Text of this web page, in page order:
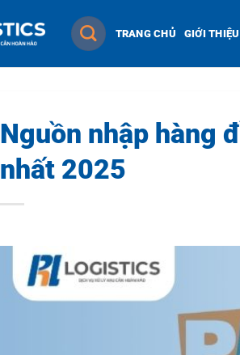
TRANG CHỦ GIỚI THIỆU
Nguồn nhập hàng
nhất 2025